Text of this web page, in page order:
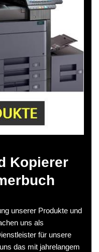
Kopierer
unserer Produkte und
uns als
für unsere
das mit jahrelangem